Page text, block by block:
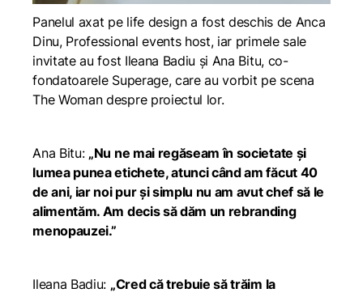
Panelul axat pe life design a fost deschis de Anca
Dinu, Professional events host, iar primele sale
invitate au fost Ileana Badiu și Ana Bitu, co-
fondatoarele Superage, care au vorbit pe scena
The Woman despre proiectul lor.
Ana Bitu: „Nu ne mai regăseam în societate și
lumea punea etichete, atunci când am făcut 40
de ani, iar noi pur și simplu nu am avut chef să le
alimentăm. Am decis să dăm un rebranding
menopauzei.”
Ileana Badiu: „Cred că trebuie să trăim la